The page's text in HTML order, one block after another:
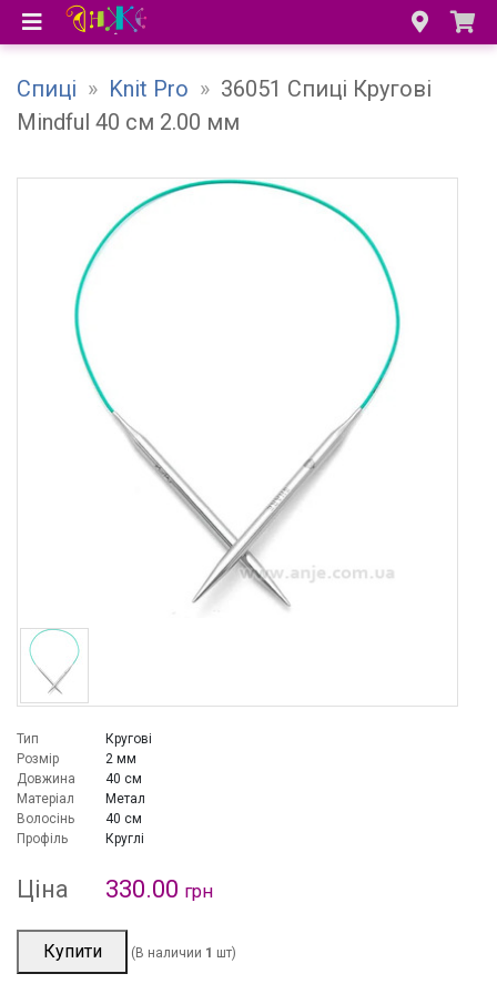
Спиці » Knit Pro » 36051 Спиці Кругові
Mindful 40 см 2.00 мм
Тип
Кругові
Розмір
2 мм
Довжина
40 см
Матеріал
Метал
Волосінь
40 см
Профіль
Круглі
Ціна 330.00 грн
Купити (В наличии 1 шт)